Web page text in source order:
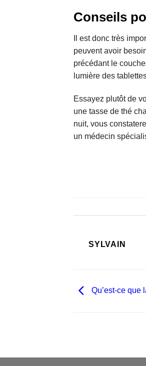
Conseils
Il est donc très
peuvent avoir
précédant le
lumière des
Essayez plutôt de
une tasse de thé
nuit, vous
un médecin
SYLVAIN
Qu’est-ce que